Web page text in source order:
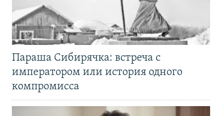
Параша Сибирячка: встреча с
императором или история одного
компромисса